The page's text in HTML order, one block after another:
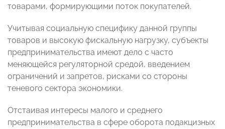
товарами, формирующими поток покупателей.
Учитывая социальную специфику данной группы
товаров и высокую фискальную нагрузку, субъекты
предпринимательства имеют дело с часто
меняющейся регуляторной средой, введением
ограничений и запретов, рисками со стороны
теневого сектора экономики.
Отстаивая интересы малого и среднего
предпринимательства в сфере оборота подакцизных